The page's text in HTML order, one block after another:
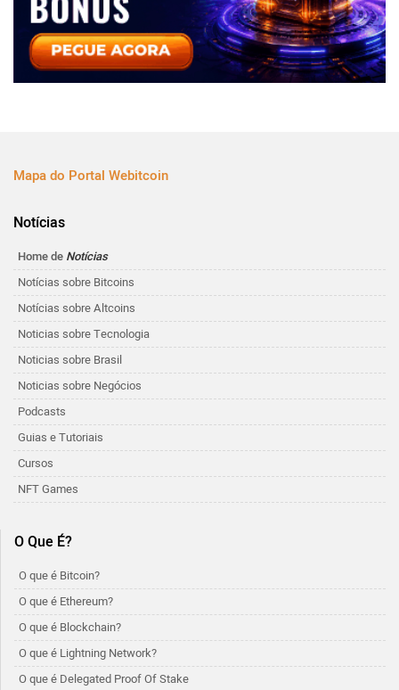
Mapa do Portal Webitcoin
Notícias
Home de Notícias
Notícias sobre Bitcoins
Notícias sobre Altcoins
Noticias sobre Tecnologia
Noticias sobre Brasil
Noticias sobre Negócios
Podcasts
Guias e Tutoriais
Cursos
NFT Games
O Que É?
O que é Bitcoin?
O que é Ethereum?
O que é Blockchain?
O que é Lightning Network?
O que é Delegated Proof Of Stake